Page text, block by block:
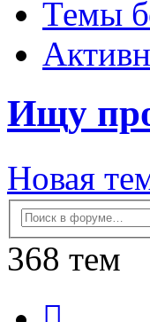
Темы
Ищу
Новая
368 тем